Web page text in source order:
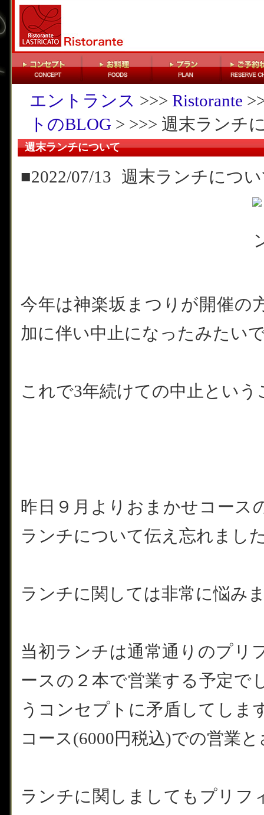
エントランス >>> Ristorante
トのBLOG > >>> 週末ランチ
週末ランチについて
■2022/07/13 週末ランチにつ
今年は神楽坂まつりが開催の
加に伴い中止になったみたい
これで3年続けての中止とい
昨日９月よりおまかせコース
ランチについて伝え忘れまし
ランチに関しては非常に悩み
当初ランチは通常通りのプリ
ースの２本で営業する予定で
うコンセプトに矛盾してしま
コース(6000円税込)での営業
ランチに関しましてもプリフ